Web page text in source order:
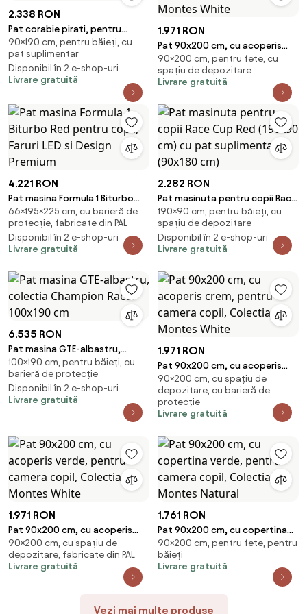
2.338 RON
Pat corabie pirati, pentru
camera copii Colectia Pirate
90x190 cm
90×190 cm, pentru băieți, cu
pat suplimentar
Disponibil în 2 e-shop-uri
Livrare gratuită
1.971 RON
Pat 90x200 cm, cu acoperis
roz, pentru camera copil,
Colectia Montes White
90×200 cm, pentru fete, cu
spațiu de depozitare
Livrare gratuită
4.221 RON
Pat masina Formula 1 Biturbo
Red pentru copii, Faruri LED si
Design Premium
66×195×225 cm, cu barieră de
protecție, fabricate din PAL
Disponibil în 2 e-shop-uri
Livrare gratuită
2.282 RON
Pat masinuta pentru copii Race
Cup Red (190x90 cm) cu pat
suplimentar (90x180 cm)
190×90 cm, pentru băieți, cu
spațiu de depozitare
Disponibil în 2 e-shop-uri
Livrare gratuită
6.535 RON
Pat masina GTE-albastru,
colectia Champion Racer
100x190 cm
100×190 cm, pentru băieți, cu
barieră de protecție
Disponibil în 2 e-shop-uri
Livrare gratuită
1.971 RON
Pat 90x200 cm, cu acoperis
crem, pentru camera copil,
Colectia Montes White
90×200 cm, cu spațiu de
depozitare, cu barieră de
protecție
Livrare gratuită
1.971 RON
Pat 90x200 cm, cu acoperis
verde, pentru camera copil,
Colectia Montes White
90×200 cm, cu spațiu de
depozitare, fabricate din PAL
Livrare gratuită
1.761 RON
Pat 90x200 cm, cu copertina
verde, pentru camera copil,
Colectia Montes Natural
90×200 cm, pentru fete, pentru
băieți
Livrare gratuită
Vezi mai multe produse